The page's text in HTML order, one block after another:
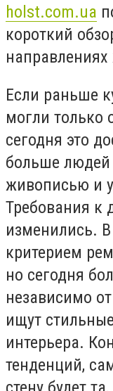
holst.com.ua
короткий
Если раньше
могли только
сегодня это
больше людей
живописью и
Требования к
изменились.
критерием
но сегодня
независимо
ищут
интерьера.
тенденций,